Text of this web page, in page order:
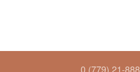
0 (779) 21-888